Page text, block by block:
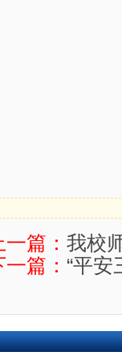
一篇： 我校
一篇： “平安